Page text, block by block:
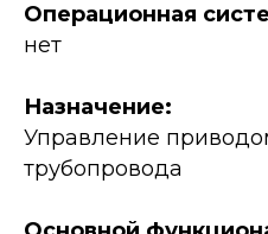
Операционная
нет
Назначение:
Управление
трубопровода